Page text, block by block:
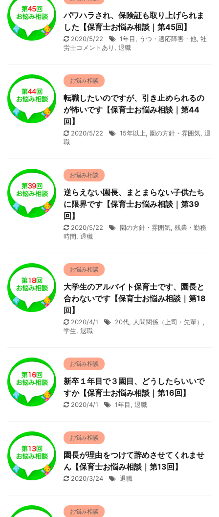
パワハラされ、保険証も取り上げられま
した【保育士お悩み相談｜第45回】
2020/5/22 1年目, うつ・適応障害・他, 社
労士コメントあり , 退職
お悩み相談
転職したいのですが、引き止められるの
が怖いです【保育士お悩み相談｜第44
回】
2020/5/22 15年以上, 園の方針・雰囲気, 退
職
お悩み相談
逆らえない園長、まとまらない子供たち
に限界です【保育士お悩み相談｜第39
回】
2020/5/22 園の方針・雰囲気, 残業・勤務
時間, 退職
お悩み相談
大学生のアルバイト保育士です、園長と
合わないです【保育士お悩み相談｜第18
回】
2020/4/1 20代, 人間関係（上司・先輩） ,
学生, 退職
お悩み相談
新卒１年目で３園目、どうしたらいいで
すか【保育士お悩み相談｜第16回】
2020/4/1 1年目, 退職
お悩み相談
園長が理由をつけて辞めさせてくれませ
ん【保育士お悩み相談｜第13回】
2020/3/24 退職
お悩み相談